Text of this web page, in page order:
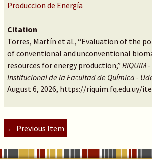
Produccion de Energía
Citation
Torres, Martín et al., “Evaluation of the
of conventional and unconventional
resources for energy production,” RIQUIM
Institucional de la Facultad de Química -
August 6, 2026, https://riquim.fq.edu.uy/
← Previous Item